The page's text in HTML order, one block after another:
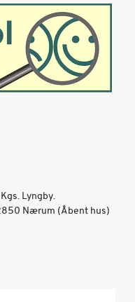
Lyngby.
Nærum (Åbent hus)